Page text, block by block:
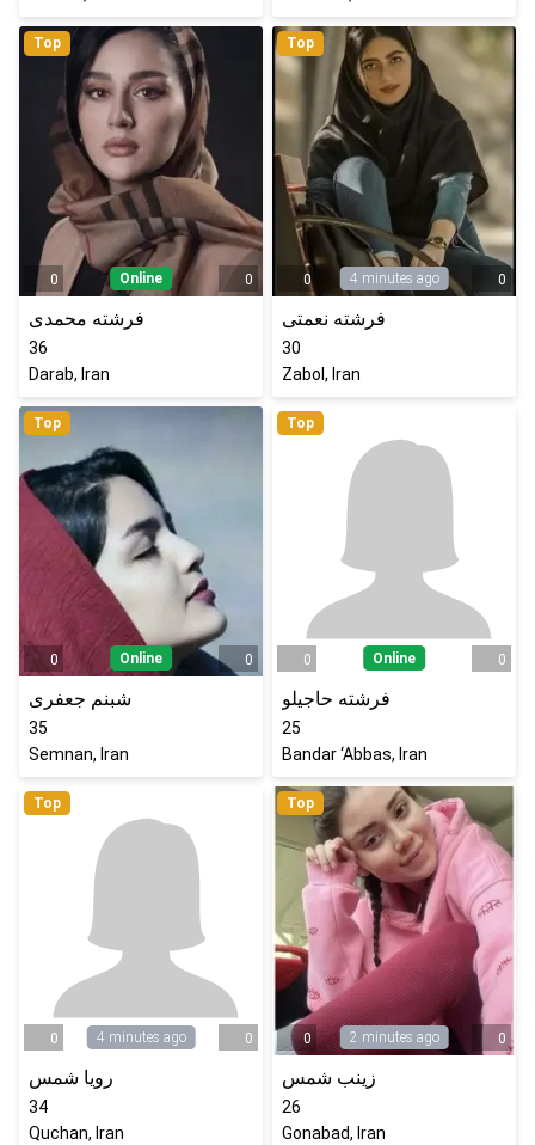
Top
0 Online 0
فرشته محمدی
36
Darab, Iran
Top
0 4 minutes ago 0
فرشته نعمتی
30
Zabol, Iran
Top
0 Online 0
شبنم جعفری
35
Semnan, Iran
Top
0 Online 0
فرشته حاجیلو
25
Bandar ‘Abbas, Iran
Top
0 4 minutes ago 0
رویا شمس
34
Quchan, Iran
Top
0 2 minutes ago 0
زینب شمس
26
Gonabad, Iran